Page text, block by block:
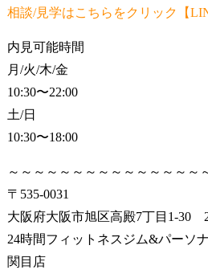
相談/見学はこちらをクリック【
内見可能時間
月/火/木/金
10:30〜22:00
土/日
10:30〜18:00
～～～～～～～～～～～～～～～
〒535-0031
大阪府大阪市旭区高殿7丁目1-30
24時間フィットネスジム&パーソ
関目店